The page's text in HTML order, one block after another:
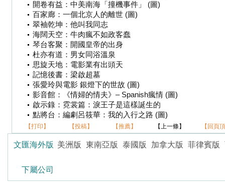
開卷有益：中美南海「撞機事件」 (圖)
百家廊：一個北京人的離世 (圖)
翠袖乾坤：他叫我同志
海闊天空：牛肉瘋不如政客蠢
琴台客聚：開國皇帝的出身
杜亦有道：男女同浴溫泉
思旋天地：電影業有出頭天
記憶後書：梁啟超墓
張愛玲與電影 銀燈下的世故 (圖)
影音館：《情婦的情夫》– Spanish瘋情 (圖)
啟示錄：霓裳篇：淚王子是這樣誕生的
點將台：編劇呂筱華：我的入行之路 (圖)
【打印】 【投稿】 【推薦】 【上一條】 【回頁
文匯海外版 美洲版 東南亞版 泰國版 加拿大版 菲律賓版
下屬公司